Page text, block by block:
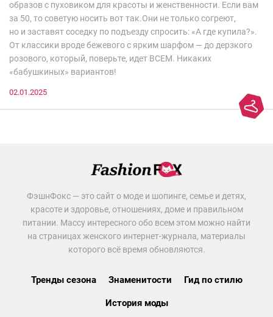
образов с пуховиком для красоты и женственности. Если вам
за 50, то советую носить вот так.Они не только согреют,
но и заставят соседку по подъезду спросить: «А где купила?».
От классики вроде бежевого с ярким шарфом — до дерзкого
розового, который, поверьте, идет ВСЕМ. Никаких
«бабушкиных» вариантов!
02.01.2025
ФэшнФокс — это сайт о моде и шопинге, семье и детях,
красоте и здоровье, отношениях, доме и правильном
питании. Массу интересного обо всем этом можно найти
на страницах женского интернет-журнала, материалы
которого всё время обновляются.
Тренды сезона Знаменитости Гид по стилю
История моды